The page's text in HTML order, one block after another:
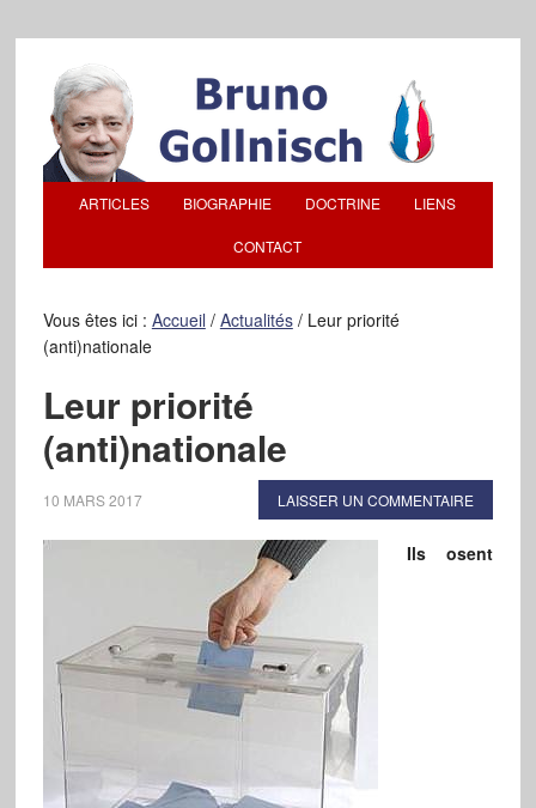
ARTICLES BIOGRAPHIE DOCTRINE LIENS
CONTACT
Vous êtes ici : Accueil / Actualités /Leur priorité
(anti)nationale
Leur priorité
(anti)nationale
10 MARS 2017 LAISSER UN COMMENTAIRE
Ils osent